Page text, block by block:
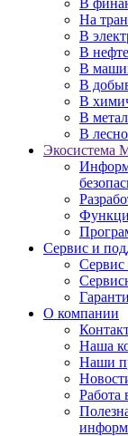
В
На
В
В
В
В
В
В
В
Экосистема
Сервис и
Сервис
О компании
Наша
Наши
Работа